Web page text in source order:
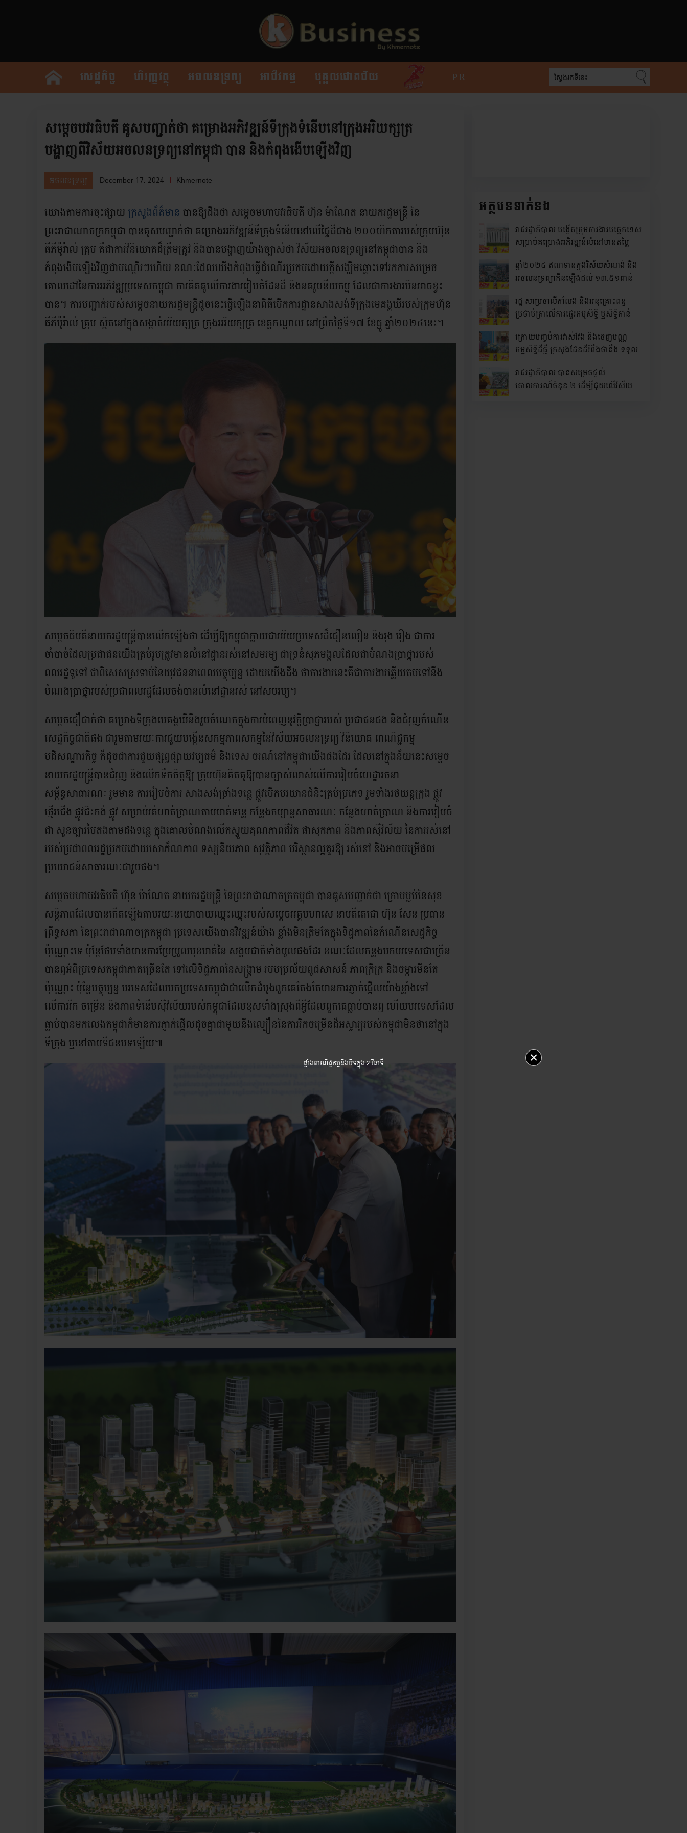
សេដ្ឋកិច្ច ហិរញ្ញវត្ថុ អចលនទ្រព្យ អាជីវកម្ម បុគ្គលជោគជ័យ PR
សម្តេចបវរធិបតី គូសបញ្ជាក់ថា គម្រោងអភិវឌ្ឍន៍ទីក្រុងទំនើបនៅក្រុងអរិយក្សត្រ
បង្ហាញពីវិស័យអចលនទ្រព្យនៅកម្ពុជា បាន និងកំពុងងើបឡើងវិញ
អចលនទ្រព្យ December 17, 2024 Khmernote
យោងតាមការចុះផ្សាយ ក្រសួងព័ត៌មាន បានឱ្យដឹងថា សម្តេចមហាបវរធិបតី ហ៊ុន ម៉ាណែត នាយករដ្ឋមន្ត្រី នៃ
ព្រះរាជាណាចក្រកម្ពុជា បានគូសបញ្ជាក់ថា គម្រោងអភិវឌ្ឍន៍ទីក្រុងទំនើបនៅលើផ្ទៃដីជាង ២០០ហិកតារបស់ក្រុមហ៊ុន
ធីភីម៉ូរ៉ាល់ គ្រុប គឺជាការវិនិយោគដ៏ត្រឹមត្រូវ និងបានបង្ហាញយ៉ាងច្បាស់ថា វិស័យអចលនទ្រព្យនៅកម្ពុជាបាន និង
កំពុងងើបឡើងវិញជាបណ្តើរៗហើយ ខណៈដែលយើងកំពុងធ្វើដំណើរប្រកបដោយក្តីសង្ឃឹមឆ្ពោះទៅរកការសម្រេច
គោលដៅនៃការអភិវឌ្ឍប្រទេសកម្ពុជា ការគិតគូលើការងាររៀបចំដែនដី និងនគរូបនីយកម្ម ដែលជាការងារមិនអាចខ្វះ
បាន។ ការបញ្ជាក់របស់សម្តេចនាយករដ្ឋមន្ត្រីដូចនេះធ្វើឡើងនាពិធីបើកការដ្ឋានសាងសង់ទីក្រុងមេគង្គឃីរបស់ក្រុមហ៊ុន
ធីភីម៉ូរ៉ាល់ គ្រុប ស្ថិតនៅក្នុងសង្កាត់អរិយក្សត្រ ក្រុងអរិយក្សត្រ ខេត្តកណ្តាល នៅព្រឹកថ្ងៃទី១៧ ខែធ្នូ ឆ្នាំ២០២៤នេះ។
សម្តេចធិបតីនាយករដ្ឋមន្ត្រីបានលើកឡើងថា ដើម្បីឱ្យកម្ពុជាក្លាយជាអរិយប្រទេសដ៏ជឿនលឿន និងរុង រឿង ជាការ
ចាំបាច់ដែលប្រជាជនយើងគ្រប់រូបត្រូវមានលំនៅដ្ឋានរស់នៅសមរម្យ ជាទ្រនំសុភមង្គលដែលជាបំណងប្រាថ្នារបស់
ពលរដ្ឋទូទៅ ជាពិសេសស្រទាប់នៃយុវជននាពេលបច្ចុប្បន្ន ដោយយើងដឹង ថាការងារនេះគឺជាការងារឆ្លើយតបទៅនឹង
បំណងប្រាថ្នារបស់ប្រជាពលរដ្ឋដែលចង់បានលំនៅដ្ឋានរស់ នៅសមរម្យ។
សម្តេចជឿជាក់ថា គម្រោងទីក្រុងមេគង្គឃីនឹងរួមចំណេកក្នុងការបំពេញនូវក្តីប្រាថ្នារបស់ ប្រជាជនផង និងជំរុញកំណើន
សេដ្ឋកិច្ចជាតិផង ជារួមតាមរយៈការជួយបង្កើនសកម្មភាពសកម្មនៃវិស័យអចលនទ្រព្យ វិនិយោគ ពាណិជ្ជកម្ម
បដិសណ្ឋារកិច្ច ក៏ដូចជាការជួយផ្សព្វផ្សាយវប្បធម៌ និងទេស ចរណ៍នៅកម្ពុជាយើងផងដែរ ដែលនៅក្នុងន័យនេះសម្តេច
នាយករដ្ឋមន្ត្រីបានជំរុញ និងលើកទឹកចិត្តឱ្យ ក្រុមហ៊ុនគិតគូឱ្យបានច្បាស់លាស់លើការរៀបចំហេដ្ឋារចនា
សម្ព័ន្ធសាធារណៈ រួមមាន ការរៀបចំការ សាងសង់ច្រាំងទន្លេ ផ្លូវបើកបរយានជំនិះគ្រប់ប្រភេទ រួមទាំងរថយន្តក្រុង ផ្លូវ
ថ្មើរជើង ផ្លូវជិះកង់ ផ្លូវ សម្រាប់រត់ហាត់ប្រាណតាមមាត់ទន្លេ កន្លែងកម្សាន្តសាធារណៈ កន្លែងហាត់ប្រាណ និងការរៀបចំ
ជា សួនច្បារបៃតងតាមដងទន្លេ ក្នុងគោលបំណងលើកស្ទួយគុណភាពជីវិត ផាសុកភាព និងភាពស៊ីវិល័យ នៃការរស់នៅ
របស់ប្រជាពលរដ្ឋប្រកបដោយសោភ័ណភាព ទស្សនីយភាព សុវត្ថិភាព បរិស្ថានល្អគួរឱ្យ រស់នៅ និងអាចបម្រើផល
ប្រយោជន៍សាធារណៈជារួមផង។
សម្តេចមហាបវរធិបតី ហ៊ុន ម៉ាណែត នាយករដ្ឋមន្ត្រី នៃព្រះរាជាណាចក្រកម្ពុជា បានគូសបញ្ជាក់ថា ក្រោមម្លប់នៃសុខ
សន្តិភាពដែលបានកើតឡើងតាមរយៈនយោបាយឈ្នះឈ្នះរបស់សម្តេចអគ្គមហាសេ នាបតីតេជោ ហ៊ុន សែន ប្រធាន
ព្រឹទ្ធសភា នៃព្រះរាជាណាចក្រកម្ពុជា ប្រទេសយើងបានវិវឌ្ឍន៍យ៉ាង ខ្លាំងមិនត្រឹមតែក្នុងទិដ្ឋភាពនៃកំណើនសេដ្ឋកិច្ច
ប៉ុណ្ណោះទេ ប៉ុន្តែថែមទាំងមានការប្រែប្រួលមុខមាត់នៃ សង្គមជាតិទាំងមូលផងដែរ ខណៈដែលកន្លងមកបរទេសជាច្រើន
បានឭអំពីប្រទេសកម្ពុជាភាគច្រើនតែ ទៅលើទិដ្ឋភាពនៃសង្គ្រាម របបប្រល័យពូជសាសន៍ ភាពក្រីក្រ និងចម្ការមីនតែ
ប៉ុណ្ណោះ ប៉ុន្តែបច្ចុប្បន្ន បរទេសដែលមកប្រទេសកម្ពុជាជាលើកដំបូងពួកគេតែងតែមានការភ្ញាក់ផ្អើលយ៉ាងខ្លាំងទៅ
លើការរីក ចម្រើន និងភាពទំនើបស៊ីវិល័យរបស់កម្ពុជាដែលខុសទាំងស្រុងពីអ្វីដែលពួកគេធ្លាប់បានឭ ហើយបរទេសដែល
ធ្លាប់បានមកលេងកម្ពុជាក៏មានការភ្ញាក់ផ្អើលដូចគ្នាជាមួយនឹងល្បឿននៃការរីកចម្រើនដ៏អស្ចារ្យរបស់កម្ពុជាមិនថានៅក្នុង
ទីក្រុង ឬនៅតាមទីជនបទឡើយ៕
អត្ថបទទាក់ទង
រាជរដ្ឋាភិបាល បង្កើតក្រុមការងារបច្ចេកទេស
សម្រាប់គម្រោងអភិវឌ្ឍន៍លំនៅឋានតម្លៃ
ឆ្នាំ២០២៤ ឥណទានក្នុងវិស័យសំណង់ និង
អចលនទ្រព្យកើន​ឡើង​ដល់ ១៣,៥១ពាន់​
រដ្ឋ សម្រេចលើកលែង និងអនុគ្រោះពន្ធ
ប្រថាប់ត្រាលើការផ្ទេរកម្មសិទ្ធិ ឬសិទ្ធិកាន់
និង/ឬ ផ្ទេរកម្មសិទ្ធិជាលើកដំបូង ចាប់ពីខែ
មករា នេះ រហូតដល់ដំណាច់ខែធ្នូ ឆ្នាំ២០២៥
ក្រោយ​បញ្ចប់​ការ​វាស់វែង ​និងចេញបណ្ណ
កម្មសិទ្ធិ​ដីធ្លី​ ក្រសួងដែនដីរំពឹង​ថានឹង ទទួល
ឆ្នាំ​ពាក់ព័ន្ធនឹ​ងអចលនទ្រព្យ​
រាជរដ្ឋាភិបាល បានសម្រេចផ្តល់
គោលការណ៍ចំនួន ២ ដើម្បីជួយលើវិស័យ